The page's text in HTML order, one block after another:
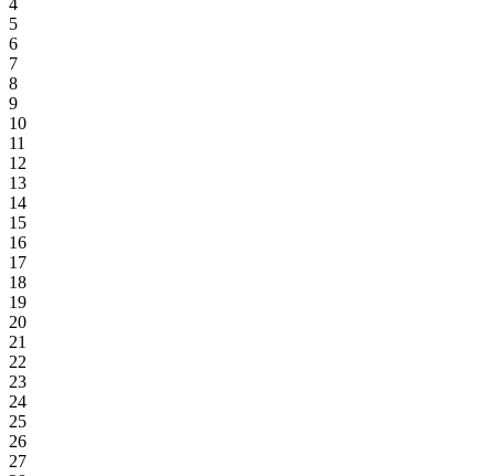
4
5
6
7
8
9
10
11
12
13
14
15
16
17
18
19
20
21
22
23
24
25
26
27